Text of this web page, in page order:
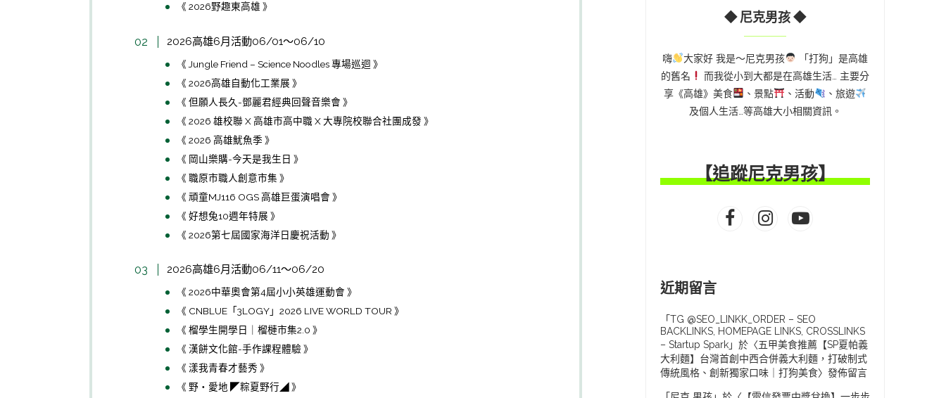
《 2026野趣東高雄 》
2026高雄6月活動06/01～06/10
《 Jungle Friend – Science Noodles 專場巡迴 》
《 2026高雄自動化工業展 》
《 但願人長久-鄧麗君經典回聲音樂會 》
《 2026 雄校聯 X 高雄市高中職 X 大專院校聯合社團成發 》
《 2026 高雄魷魚季 》
《 岡山樂購-今天是我生日 》
《 職原市職人創意市集 》
《 頑童MJ116 OGS 高雄巨蛋演唱會 》
《 好想兔10週年特展 》
《 2026第七屆國家海洋日慶祝活動 》
2026高雄6月活動06/11～06/20
《 2026中華奧會第4屆小小英雄運動會 》
《 CNBLUE「3LOGY」2026 LIVE WORLD TOUR 》
《 榴學生開學日｜榴槤市集2.0 》
《 漢餅文化館-手作課程體驗 》
《 漾我青春才藝秀 》
《 野・愛地 ◤粽夏野行◢ 》
◆ 尼克男孩 ◆
嗨 大家好 我是～尼克男孩
「打狗」是高雄
的舊名
而我從小到大都是在高雄生活… 主要分
享《高雄》美食
、景點 、活動
、旅遊
及個人生活…等高雄大小相關資訊。
【追蹤尼克男孩】
近期留言
「TG @SEO_LINKK_ORDER – SEO
BACKLINKS, HOMEPAGE LINKS, CROSSLINKS
– Startup Spark」於〈五甲美食推薦【SP夏帕義
大利麵】台灣首創中西合併義大利麵，打破制式
傳統風格、創新獨家口味｜打狗美食〉發佈留言